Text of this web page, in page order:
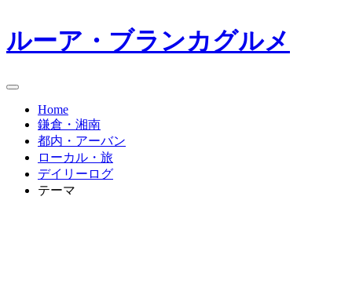
ルーア・ブランカグルメ
Home
鎌倉・湘南
都内・アーバン
ローカル・旅
デイリーログ
テーマ